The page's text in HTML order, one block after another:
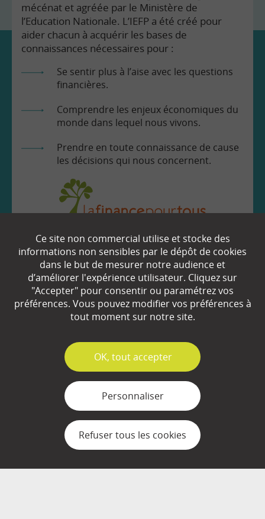
mécénat et agréée par le Ministère de
l’Education Nationale. L’IEFP a été créé pour
aider chacun à acquérir les bases de
connaissances nécessaires pour :
Se sentir plus à l’aise avec les questions
financières.
Comprendre les enjeux économiques du
monde dans lequel nous vivons.
Prendre en toute connaissance de cause
les décisions qui nous concernent.
EN SAVOIR
Qui sommes-nous ?
Partenaires
Plan du site
Mentions légales
Gestion des cookies
Ce site non commercial utilise et stocke des
informations non sensibles par le dépôt de cookies
dans le but de mesurer notre audience et
d’améliorer l'expérience utilisateur. Cliquez sur
"Accepter" pour consentir ou paramétrez vos
préférences. Vous pouvez modifier vos préférences à
tout moment sur notre site.
✓
OK, tout accepter
Personnaliser
Refuser tous les cookies